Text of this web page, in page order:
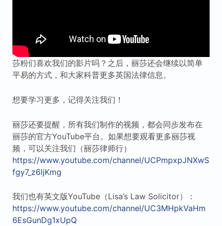
莎粉们喜欢我们的影片吗？之后，丽莎还会继续以简单
平易的方式，和大家科普更多英国法律信息。
想要学习更多，记得关注我们！
丽莎还要提醒，所有我们制作的视频，都会同步发布在
丽莎的官方YouTube平台。如果想要观看更多丽莎视
频，可以关注我们（丽莎律师行）
https://www.youtube.com/channel/UCPmpxpJNXwS
fgy7_z6ljKmg
我们也有英文版YouTube（Lisa’s Law Solicitor）：
https://www.youtube.com/channel/UC3MHpkVaHm
6EsGunDg1xUpQ